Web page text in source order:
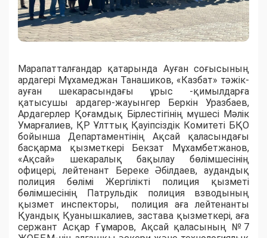
Марапатталғандар қатарында Ауған соғысының
ардагері Мұхамеджан Танашиков, «Казбат» тәжік-
ауған шекарасындағы ұрыс -қимылдарға
қатысушы ардагер-жауынгер Беркін Уразбаев,
Ардагерлер Қоғамдық Бірлестігінің мүшесі Мәлік
Умарғалиев, ҚР Ұлттық Қауіпсіздік Комитеті БҚО
бойынша Департаментінің Ақсай қаласындағы
басқарма қызметкері Бекзат Мұхамбетжанов,
«Ақсай» шекаралық бақылау бөлімшесінің
офицері, лейтенант Береке Әбілдаев, аудандық
полиция бөлімі Жергілікті полиция қызметі
бөлімшесінің Патрульдік полиция взводының
қызмет инспекторы, полиция аға лейтенанты
Қуандық Қуанышкалиев, застава қызметкері, аға
сержант Асқар Ғұмаров, Ақсай қаласының №7